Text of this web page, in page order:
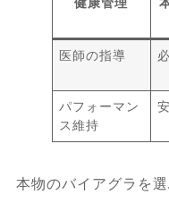
医師の指導
パフォーマン
ス維持
本物のバイアグラを